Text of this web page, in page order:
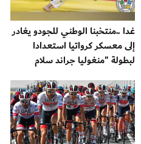
غدا ..منتخبنا الوطني للجودو يغادر
إلى معسكر كرواتيا استعدادا
لبطولة "منغوليا جراند سلام